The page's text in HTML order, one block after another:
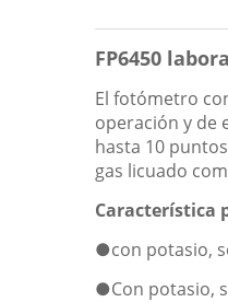
FP6450
El fotómetro
operación y de
hasta 10
gas licuado
Característica
●con potasio,
●Con potasio,